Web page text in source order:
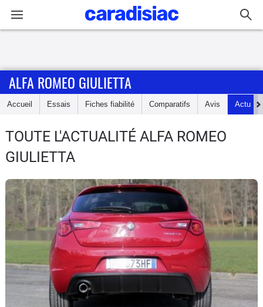
Accueil
Essais
d'achat
Electriques
Utilitaires
ALFA ROMEO GIULIETTA
Accueil Essais Fiches fiabilité Comparatifs Avis Actu
TOUTE L'ACTUALITÉ ALFA ROMEO
GIULIETTA